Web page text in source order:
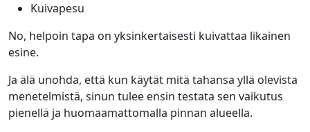
Kuivapesu
No, helpoin tapa on yksinkertaisesti kuivattaa likainen
esine.
Ja älä unohda, että kun käytät mitä tahansa yllä olevista
menetelmistä, sinun tulee ensin testata sen vaikutus
pienellä ja huomaamattomalla pinnan alueella.